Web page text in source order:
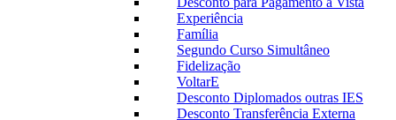
Experiência
Família
Segundo Curso Simultâneo
Fidelização
VoltarE
Desconto Diplomados outras IES
Desconto Transferência Externa